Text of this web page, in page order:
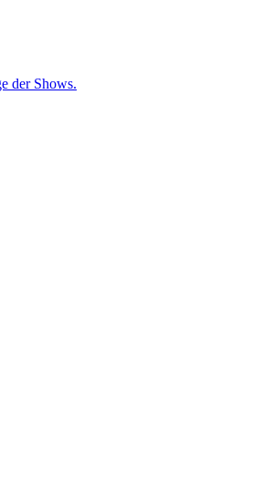
der Shows.